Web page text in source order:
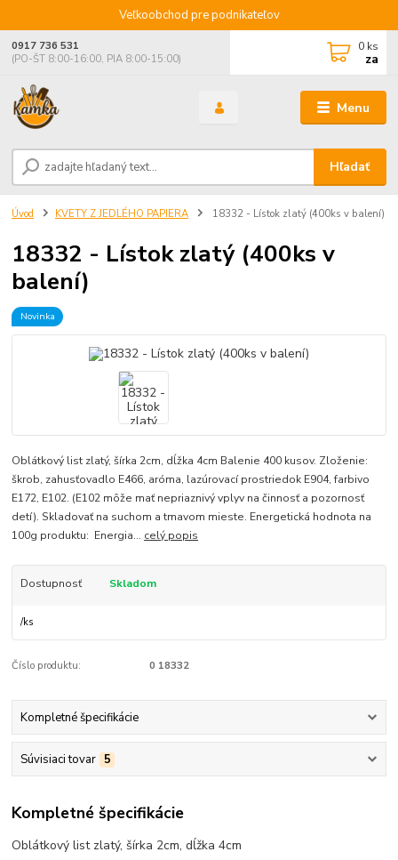
Veľkoobchod pre podnikateľov
Menu
Hľadať
0917 736 531
(PO-ŠT 8:00-16:00, PIA 8:00-15:00)
0 ks
za
Úvod KVETY Z JEDLÉHO PAPIERA 18332 - Lístok zlatý (400ks v balení)
18332 - Lístok zlatý (400ks v
balení)
Novinka
Oblátkový list zlatý, šírka 2cm, dĺžka 4cm Balenie 400 kusov. Zloženie:
škrob, zahusťovadlo E466, aróma, lazúrovací prostriedok E904, farbivo
E172, E102. (E102 môže mať nepriaznivý vplyv na činnosť a pozornosť
detí). Skladovať na suchom a tmavom mieste. Energetická hodnota na
100g produktu: Energia... celý popis
Dostupnosť Skladom
/ks
Číslo produktu: 0 18332
Kompletné špecifikácie
Súvisiaci tovar 5
Kompletné špecifikácie
Oblátkový list zlatý, šírka 2cm, dĺžka 4cm